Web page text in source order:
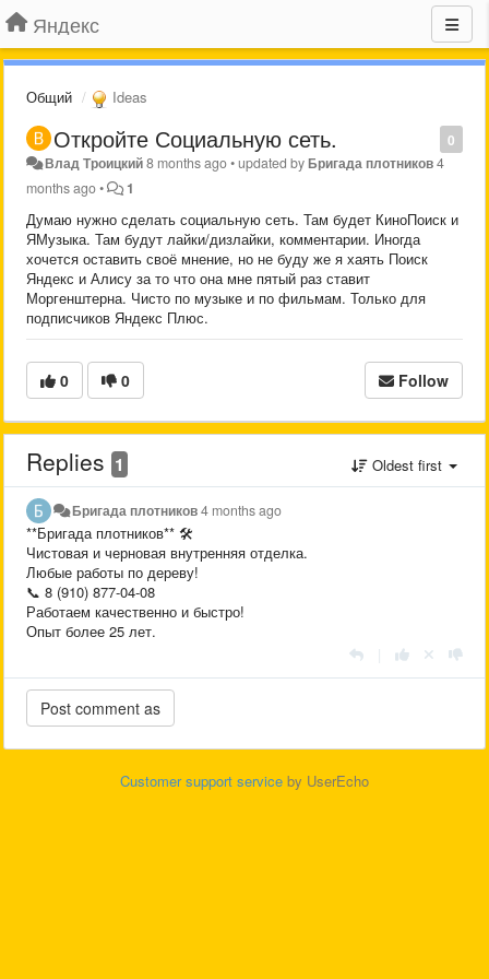
Яндекс
Общий Ideas
0
Откройте Социальную сеть.
Влад Троицкий8 months ago•updated byБригада плотников4
months ago• 1
Думаю нужно сделать социальную сеть. Там будет КиноПоиск и
ЯМузыка. Там будут лайки/дизлайки, комментарии. Иногда
хочется оставить своё мнение, но не буду же я хаять Поиск
Яндекс и Алису за то что она мне пятый раз ставит
Моргенштерна. Чисто по музыке и по фильмам. Только для
подписчиков Яндекс Плюс.
0 0 Follow
Replies 1 Oldest first
Бригада плотников4 months ago
**Бригада плотников** 🛠️
Чистовая и черновая внутренняя отделка.
Любые работы по дереву!
📞 8 (910) 877-04-08
Работаем качественно и быстро!
Опыт более 25 лет.
Customer support service by UserEcho